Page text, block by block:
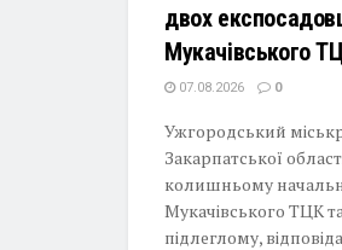
двох
Мукачівського
07.08.2026 0
Ужгородський
Закарпатської
колишньому
Мукачівського ТЦК
підлеглому,